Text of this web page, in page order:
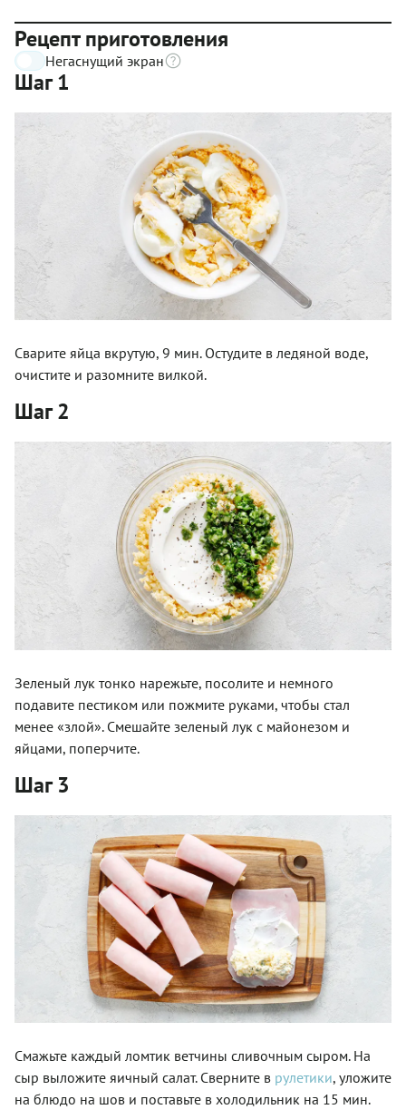
Рецепт приготовления
Негаснущий экран
Шаг 1
Сварите яйца вкрутую, 9 мин. Остудите в ледяной воде,
очистите и разомните вилкой.
Шаг 2
Зеленый лук тонко нарежьте, посолите и немного
подавите пестиком или пожмите руками, чтобы стал
менее «злой». Смешайте зеленый лук с майонезом и
яйцами, поперчите.
Шаг 3
Смажьте каждый ломтик ветчины сливочным сыром. На
сыр выложите яичный салат. Сверните в рулетики, уложите
на блюдо на шов и поставьте в холодильник на 15 мин.